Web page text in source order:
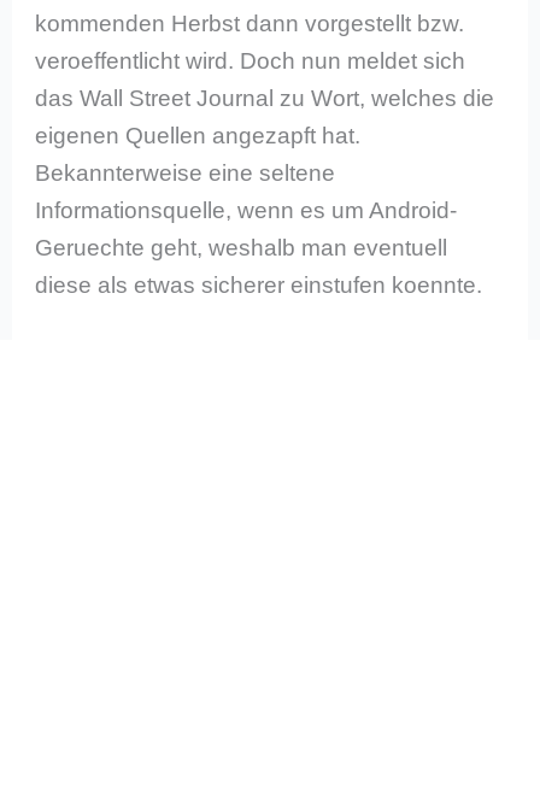
kommenden Herbst dann vorgestellt bzw.
veroeffentlicht wird. Doch nun meldet sich
das Wall Street Journal zu Wort, welches die
eigenen Quellen angezapft hat.
Bekannterweise eine seltene
Informationsquelle, wenn es um Android-
Geruechte geht, weshalb man eventuell
diese als etwas sicherer einstufen koennte.